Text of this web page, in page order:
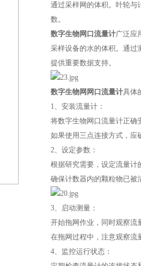
通过采样网的体积。叶轮与
数。
数字生物网口流量计广泛应
采样设备的水的体积。通过
提供重要数据支持。
数字生物网网口流量计具体
1、安装流量计：
将数字生物网口流量计正确
如果使用三点连接方式，应
2、设定参数：
根据研究需要，设定流量计
确保计数器内的颗粒物已被
3、启动测量：
开始拖网作业，同时观察流
在拖网过程中，注意观察流
4、监控运行状态：